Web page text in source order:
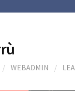
/ WEBADMIN /